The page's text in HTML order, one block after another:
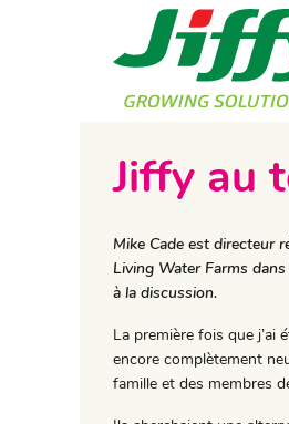
Jiffy au
Mike Cade est directeur
Living Water Farms
à la discussion.
La première fois que
encore complètement
famille et des membres